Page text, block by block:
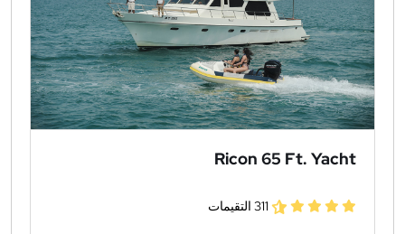
Ricon 65 Ft. Yacht
311 التقيمات